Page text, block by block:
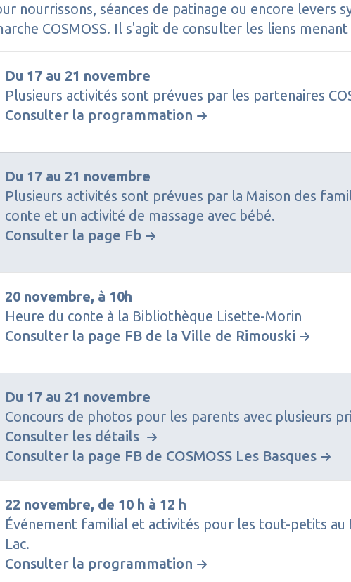
nourrissons, séances de patinage ou encore levers
COSMOSS. Il s'agit de consulter les liens
Du 17 au 21 novembre
Plusieurs activités sont prévues par les partenaires
Consulter la programmation
Du 17 au 21 novembre
Plusieurs activités sont prévues par la Maison des
conte et un activité de massage avec bébé.
Consulter la page Fb
20 novembre, à 10h
Heure du conte à la Bibliothèque Lisette-Morin
Consulter la page FB de la Ville de Rimouski
Du 17 au 21 novembre
Concours de photos pour les parents avec plusieurs
Consulter les détails
Consulter la page FB de COSMOSS Les Basques
22 novembre, de 10 h à 12 h
Événement familial et activités pour les tout-petits au
Lac.
Consulter la programmation